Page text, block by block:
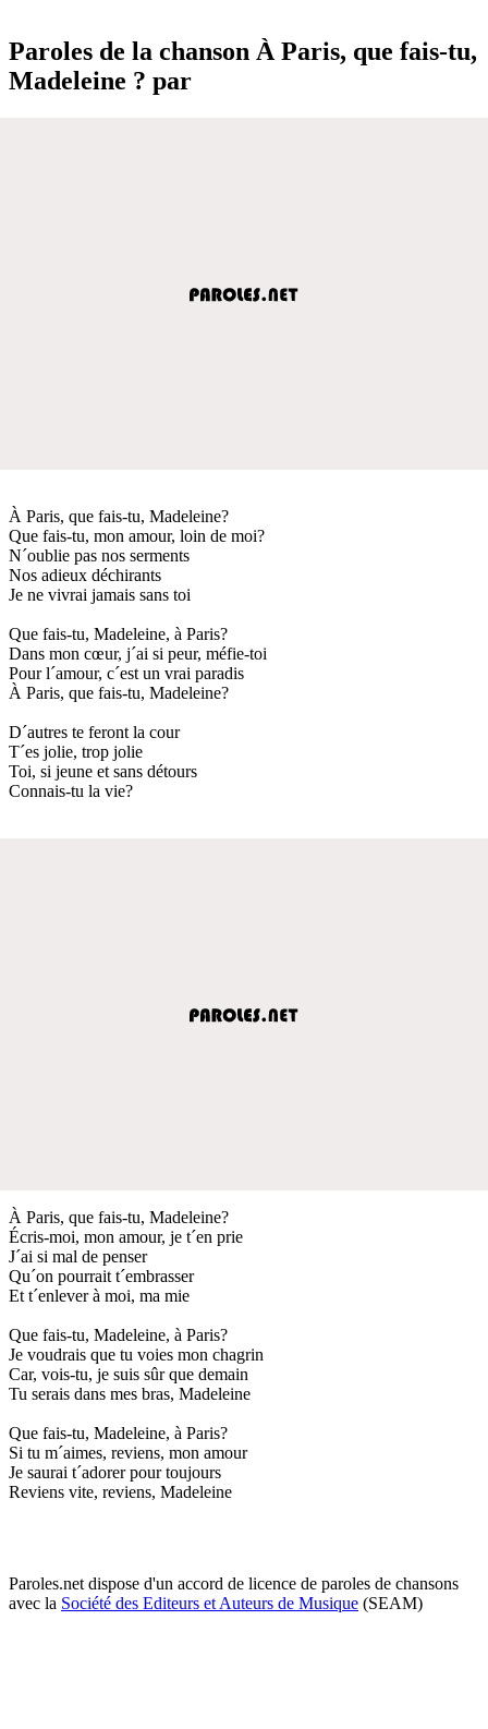
Paroles de la chanson À Paris, que fais-tu,
Madeleine ? par
À Paris, que fais-tu, Madeleine?
Que fais-tu, mon amour, loin de moi?
N´oublie pas nos serments
Nos adieux déchirants
Je ne vivrai jamais sans toi
Que fais-tu, Madeleine, à Paris?
Dans mon cœur, j´ai si peur, méfie-toi
Pour l´amour, c´est un vrai paradis
À Paris, que fais-tu, Madeleine?
D´autres te feront la cour
T´es jolie, trop jolie
Toi, si jeune et sans détours
Connais-tu la vie?
À Paris, que fais-tu, Madeleine?
Écris-moi, mon amour, je t´en prie
J´ai si mal de penser
Qu´on pourrait t´embrasser
Et t´enlever à moi, ma mie
Que fais-tu, Madeleine, à Paris?
Je voudrais que tu voies mon chagrin
Car, vois-tu, je suis sûr que demain
Tu serais dans mes bras, Madeleine
Que fais-tu, Madeleine, à Paris?
Si tu m´aimes, reviens, mon amour
Je saurai t´adorer pour toujours
Reviens vite, reviens, Madeleine
Paroles.net dispose d'un accord de licence de paroles de chansons
avec la Société des Editeurs et Auteurs de Musique (SEAM)